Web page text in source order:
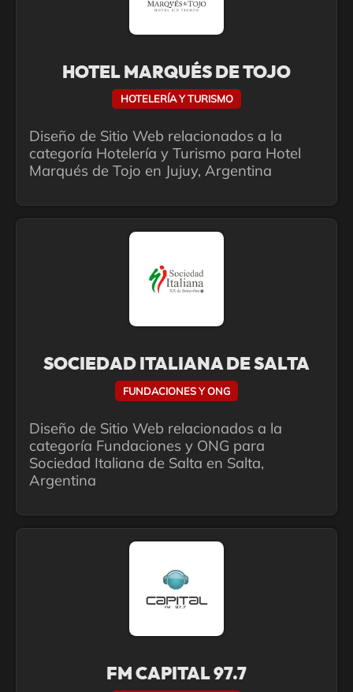
HOTEL MARQUÉS DE TOJO
HOTELERÍA Y TURISMO
Diseño de Sitio Web relacionados a la
categoría Hotelería y Turismo para Hotel
Marqués de Tojo en Jujuy, Argentina
SOCIEDAD ITALIANA DE SALTA
FUNDACIONES Y ONG
Diseño de Sitio Web relacionados a la
categoría Fundaciones y ONG para
Sociedad Italiana de Salta en Salta,
Argentina
FM CAPITAL 97.7